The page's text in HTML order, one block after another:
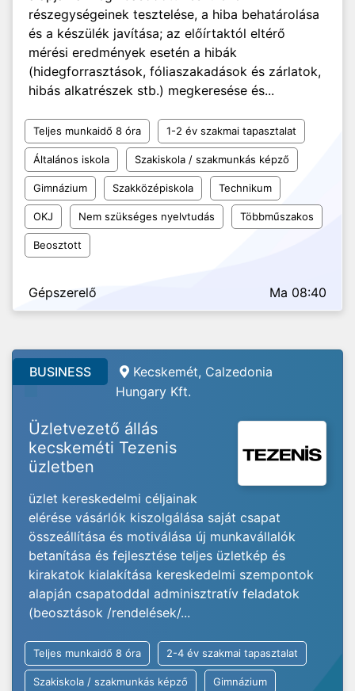
részegységeinek tesztelése, a hiba behatárolása
és a készülék javítása; az előírtaktól eltérő
mérési eredmények esetén a hibák
(hidegforrasztások, fóliaszakadások és zárlatok,
hibás alkatrészek stb.) megkeresése és...
Teljes munkaidő 8 óra 1-2 év szakmai tapasztalat
Általános iskola Szakiskola / szakmunkás képző
Gimnázium Szakközépiskola Technikum
OKJ Nem szükséges nyelvtudás Többműszakos
Beosztott
Gépszerelő Ma 08:40
BUSINESS
Kecskemét, Calzedonia
Hungary Kft.
Üzletvezető állás
kecskeméti Tezenis
üzletben
üzlet kereskedelmi céljainak
elérése vásárlók kiszolgálása saját csapat
összeállítása és motiválása új munkavállalók
betanítása és fejlesztése teljes üzletkép és
kirakatok kialakítása kereskedelmi szempontok
alapján csapatoddal adminisztratív feladatok
(beosztások /rendelések/...
Teljes munkaidő 8 óra 2-4 év szakmai tapasztalat
Szakiskola / szakmunkás képző Gimnázium